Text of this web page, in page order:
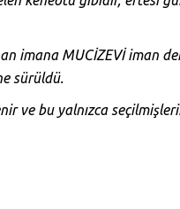
imana MUCİZEVİ iman
sürüldü.
ve bu yalnızca